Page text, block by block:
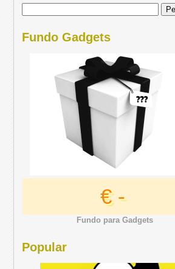
Fundo Gadgets
€ -
Fundo para Gadgets
Popular